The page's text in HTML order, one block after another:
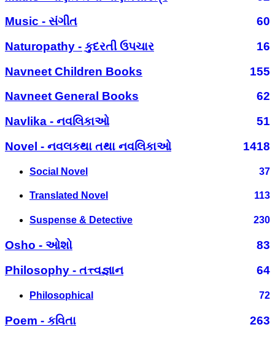
Music - સંગીત
60
Naturopathy - કુદરતી ઉપચાર
16
Navneet Children Books
155
Navneet General Books
62
Navlika - નવલિકાઓ
51
Novel - નવલકથા તથા નવલિકાઓ
1418
Social Novel 37
Translated Novel 113
Suspense & Detective 230
Osho - ઓશો
83
Philosophy - તત્ત્વજ્ઞાન
64
Philosophical 72
Poem - કવિતા
263